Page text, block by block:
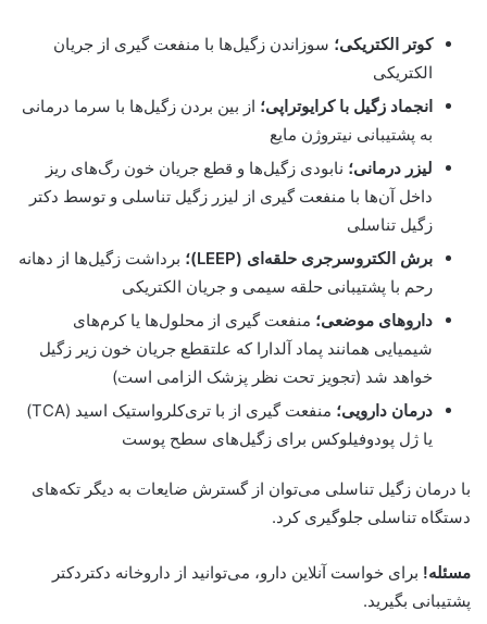
کوتر الکتریکی؛ سوزاندن زگیل‌ها با منفعت گیری از جریان
الکتریکی
انجماد زگیل با کرایوتراپی؛ از بین بردن زگیل‌ها با سرما درمانی
به پشتیبانی نیتروژن مایع
لیزر درمانی؛ نابودی زگیل‌ها و قطع جریان خون رگ‌های ریز
داخل آن‌ها با منفعت گیری از لیزر زگیل تناسلی و توسط دکتر
زگیل تناسلی
برش الکتروسرجری حلقه‌ای (LEEP)؛
برداشت زگیل‌ها از دهانه
رحم با پشتیبانی حلقه سیمی و جریان الکتریکی
داروهای موضعی؛ منفعت گیری از محلول‌ها یا کرم‌های
شیمیایی همانند پماد آلدارا که علتقطع جریان خون زیر زگیل
خواهد شد (تجویز تحت نظر پزشک الزامی است)
درمان دارویی؛
منفعت گیری از با تری‌کلرواستیک اسید (TCA)
یا ژل پودوفیلوکس برای زگیل‌های سطح پوست
با درمان زگیل تناسلی می‌توان از گسترش ضایعات به دیگر تکه‌های
دستگاه تناسلی جلوگیری کرد.
مسئله! برای خواست آنلاین دارو، می‌توانید از داروخانه دکتردکتر
پشتیبانی بگیرید.